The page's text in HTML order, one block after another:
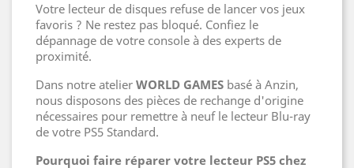
Votre lecteur de disques refuse de lancer vos jeux
favoris ? Ne restez pas bloqué. Confiez le
dépannage de votre console à des experts de
proximité.
Dans notre atelier WORLD GAMES basé à Anzin,
nous disposons des pièces de rechange d'origine
nécessaires pour remettre à neuf le lecteur Blu-ray
de votre PS5 Standard.
Pourquoi faire réparer votre lecteur PS5 chez